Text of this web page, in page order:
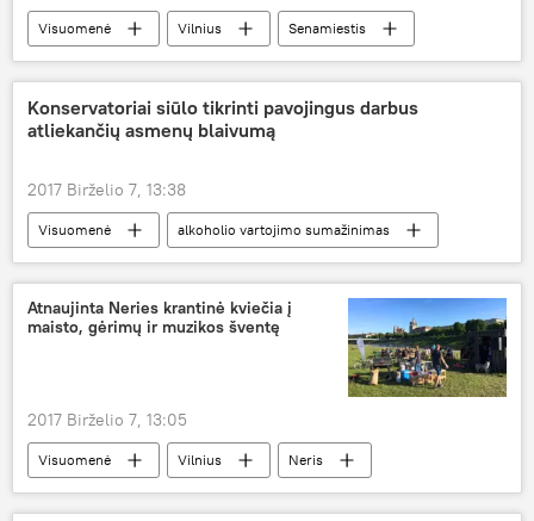
Visuomenė Vilnius
Senamiestis
pamatai
žmogaus kaulai
Konservatoriai siūlo tikrinti pavojingus darbus
atliekančių asmenų blaivumą
2017 Birželio 7, 13:38
Visuomenė
alkoholio vartojimo sumažinimas
darbuotojų balivumo tikrinimas
Atnaujinta Neries krantinė kviečia į
maisto, gėrimų ir muzikos šventę
2017 Birželio 7, 13:05
Visuomenė Vilnius
Neris
maistas
maistas ir gėrimai
renginiai